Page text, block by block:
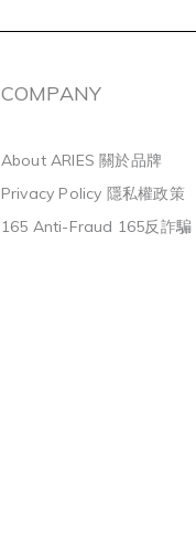
COMPANY
About ARIES 關於品牌
Privacy Policy 隱私權政策
165 Anti-Fraud 165反詐騙